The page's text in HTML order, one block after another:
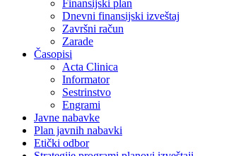
Finansijski plan
Dnevni finansijski izveštaj
Završni račun
Zarade
Časopisi
Acta Clinica
Informator
Sestrinstvo
Engrami
Javne nabavke
Plan javnih nabavki
Etički odbor